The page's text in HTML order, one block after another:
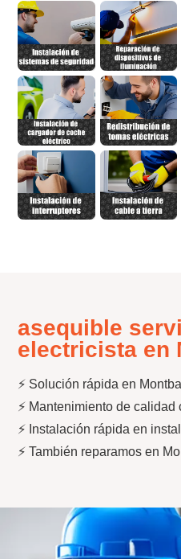
asequible
electricista en
⚡ Solución rápida en
⚡ Mantenimiento de calidad
⚡ Instalación rápida en
⚡ También reparamos en